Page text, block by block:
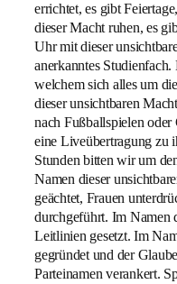
errichtet, es gibt
dieser Macht ruhen, es
Uhr mit dieser
anerkanntes
welchem sich alles um
dieser unsichtbaren
nach Fußballspielen
eine Liveübertragung zu
Stunden bitten wir um
Namen dieser
geächtet, Frauen
durchgeführt. Im Namen
Leitlinien gesetzt. Im
gegründet und der
Parteinamen verankert.